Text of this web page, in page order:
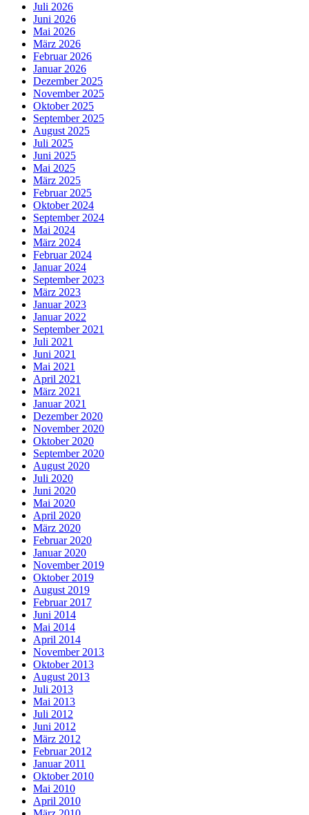
Juli 2026
Juni 2026
Mai 2026
März 2026
Februar 2026
Januar 2026
Dezember 2025
November 2025
Oktober 2025
September 2025
August 2025
Juli 2025
Juni 2025
Mai 2025
März 2025
Februar 2025
Oktober 2024
September 2024
Mai 2024
März 2024
Februar 2024
Januar 2024
September 2023
März 2023
Januar 2023
Januar 2022
September 2021
Juli 2021
Juni 2021
Mai 2021
April 2021
März 2021
Januar 2021
Dezember 2020
November 2020
Oktober 2020
September 2020
August 2020
Juli 2020
Juni 2020
Mai 2020
April 2020
März 2020
Februar 2020
Januar 2020
November 2019
Oktober 2019
August 2019
Februar 2017
Juni 2014
Mai 2014
April 2014
November 2013
Oktober 2013
August 2013
Juli 2013
Mai 2013
Juli 2012
Juni 2012
März 2012
Februar 2012
Januar 2011
Oktober 2010
Mai 2010
April 2010